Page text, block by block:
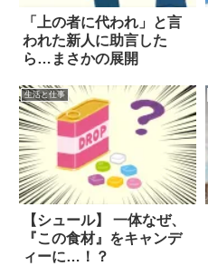
「上の者に代われ」と言
われた新人に助言した
ら…まさかの展開
生活と仕事
【シュール】 一体なぜ、
『この食材』をキャンデ
ィーに…！？